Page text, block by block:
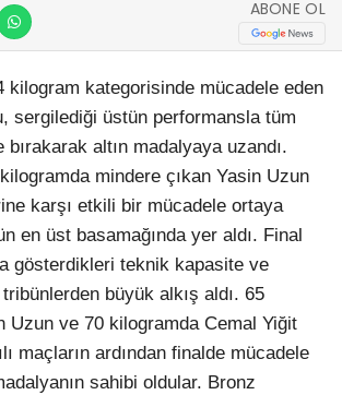
ABONE OL
kilogram kategorisinde mücadele eden
sergilediği üstün performansla tüm
altın madalyaya uzandı.
mindere çıkan Yasin Uzun
karşı etkili bir mücadele ortaya
en üst basamağında yer aldı. Final
gösterdikleri teknik kapasite ve
büyük alkış aldı. 65
Uzun ve 70 kilogramda Cemal Yiğit
maçların ardından finalde mücadele
sahibi oldular. Bronz